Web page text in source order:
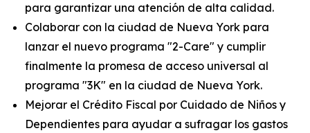
para garantizar una atención de alta calidad.
Colaborar con la ciudad de Nueva York para
lanzar el nuevo programa "2-Care" y cumplir
finalmente la promesa de acceso universal al
programa "3K" en la ciudad de Nueva York.
Mejorar el Crédito Fiscal por Cuidado de Niños y
Dependientes para ayudar a sufragar los gastos